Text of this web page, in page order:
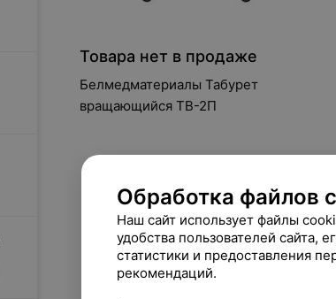
Товара нет в продаже
Белмедматериалы Табурет
вращающийся ТВ-2П
Обработка файлов
Наш сайт использует файлы
удобства пользователей сайта,
статистики и предоставления
рекомендаций.